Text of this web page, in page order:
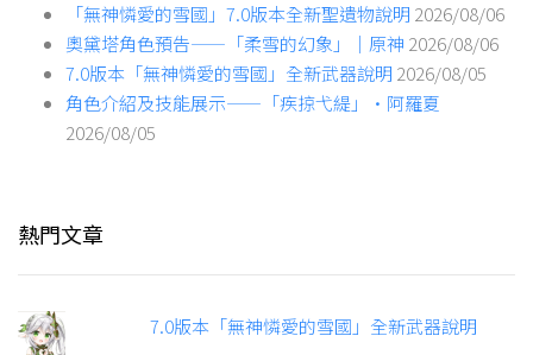
「無神憐愛的雪國」7.0版本全新聖遺物說明 2026/08/06
奧黛塔角色預告——「柔雪的幻象」｜原神 2026/08/06
7.0版本「無神憐愛的雪國」全新武器說明 2026/08/05
角色介紹及技能展示——「疾掠弋緹」·阿羅夏
2026/08/05
熱門文章
7.0版本「無神憐愛的雪國」全新武器說明